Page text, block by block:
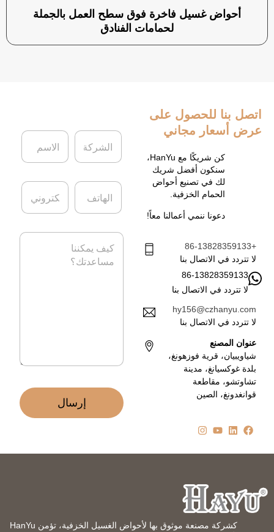
أحواض غسيل فاخرة فوق سطح العمل بالجملة
لحمامات الفنادق
اتصل بنا للحصول على
عرض أسعار مجاني
كن شريكًا مع HanYu،
سنكون أفضل شريك
لك في تصنيع أحواض
الحمام الخزفية.
دعونا ننمي أعمالنا معاً!
+86-13828359133
لا تتردد في الاتصال بنا
86-13828359133
لا تتردد في الاتصال بنا
hy156@czhanyu.com
لا تتردد في الاتصال بنا
عنوان المصنع
شياويبيان، قرية فوزهونغ،
بلدة غوكسيانغ، مدينة
تشاوتشو، مقاطعة
قوانغدونغ، الصين
ا
ا
م
ا
ش
ك
ا
ب
ي
ا
ه
ت
ف
ا
إرسال
كشركة مصنعة موثوق بها لأحواض الغسيل الخزفية، تؤمن HanYu